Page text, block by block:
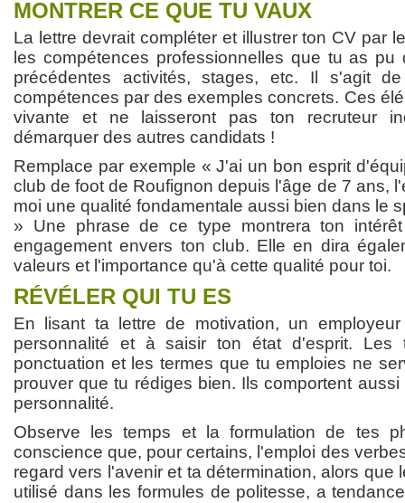
MONTRER CE QUE TU VAUX
La lettre devrait compléter et illustrer ton CV par
les compétences professionnelles que tu as
précédentes activités, stages, etc. Il s'agit
compétences par des exemples concrets. Ces
vivante et ne laisseront pas ton recruteur
démarquer des autres candidats !
Remplace par exemple « J'ai un bon esprit
club de foot de Roufignon depuis l'âge de 7 ans,
moi une qualité fondamentale aussi bien dans le
» Une phrase de ce type montrera ton
engagement envers ton club. Elle en dira
valeurs et l'importance qu'à cette qualité pour toi.
RÉVÉLER QUI TU ES
En lisant ta lettre de motivation, un
personnalité et à saisir ton état d'esprit. Les
ponctuation et les termes que tu emploies ne
prouver que tu rédiges bien. Ils comportent
personnalité.
Observe les temps et la formulation de tes
conscience que, pour certains, l'emploi des
regard vers l'avenir et ta détermination, alors que
utilisé dans les formules de politesse, a